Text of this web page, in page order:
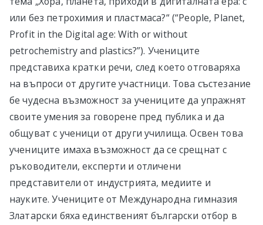
или без петрохимия и пластмаса?“ (“People, Planet,
Profit in the Digital age: With or without
petrochemistry and plastics?”). Учениците
представиха кратки речи, след което отговаряха
на въпроси от другите участници. Това състезание
бе чудесна възможност за учениците да упражнят
своите умения за говорене пред публика и да
общуват с ученици от други училища. Освен това
учениците имаха възможност да се срещнат с
ръководители, експерти и отличени
представители от индустрията, медиите и
науките. Учениците от Международна гимназия
Златарски бяха единственият български отбор в